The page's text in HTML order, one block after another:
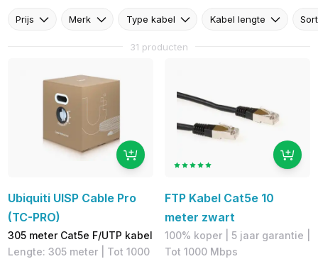
Prijs Merk Type kabel Kabel lengte
31 producten
Ubiquiti UISP Cable Pro
(TC-PRO)
305 meter Cat5e F/UTP kabel
Lengte: 305 meter | Tot 1000
FTP Kabel Cat5e 10
meter zwart
100% koper​ | 5 jaar garantie |
​Tot 1000 Mbps